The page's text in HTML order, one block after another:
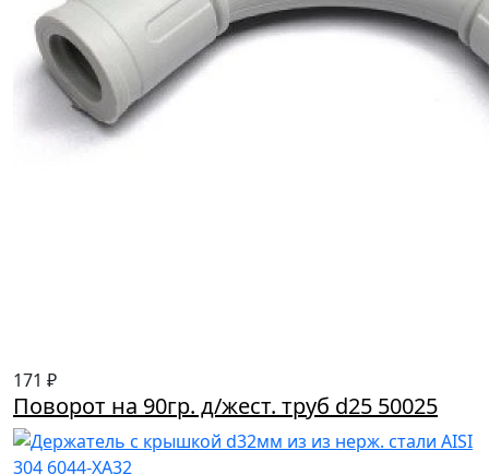
171 ₽
Поворот на 90гр. д/жест. труб d25 50025